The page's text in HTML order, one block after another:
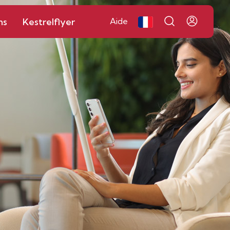
Kestrelflyer Aide